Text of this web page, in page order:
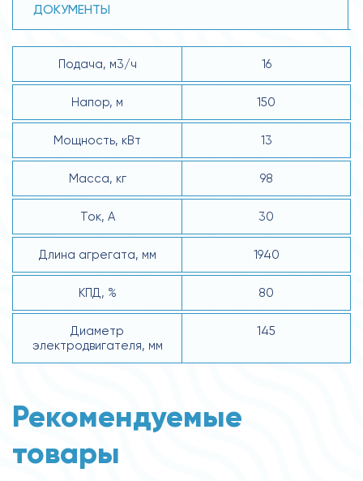
ДОКУМЕНТЫ
Подача, м3/ч 16
Напор, м 150
Мощность, кВт 13
Масса, кг 98
Ток, А 30
Длина агрегата, мм 1940
КПД, % 80
Диаметр
электродвигателя, мм
145
Рекомендуемые
товары